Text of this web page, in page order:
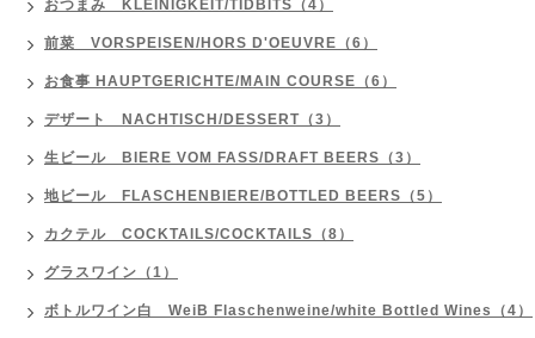
おつまみ KLEINIGKEIT/TIDBITS（4）
前菜 VORSPEISEN/HORS D'OEUVRE（6）
お食事 HAUPTGERICHTE/MAIN COURSE（6）
デザート NACHTISCH/DESSERT（3）
生ビール BIERE VOM FASS/DRAFT BEERS（3）
地ビール FLASCHENBIERE/BOTTLED BEERS（5）
カクテル COCKTAILS/COCKTAILS（8）
グラスワイン（1）
ボトルワイン白 WeiB Flaschenweine/white Bottled Wines（4）